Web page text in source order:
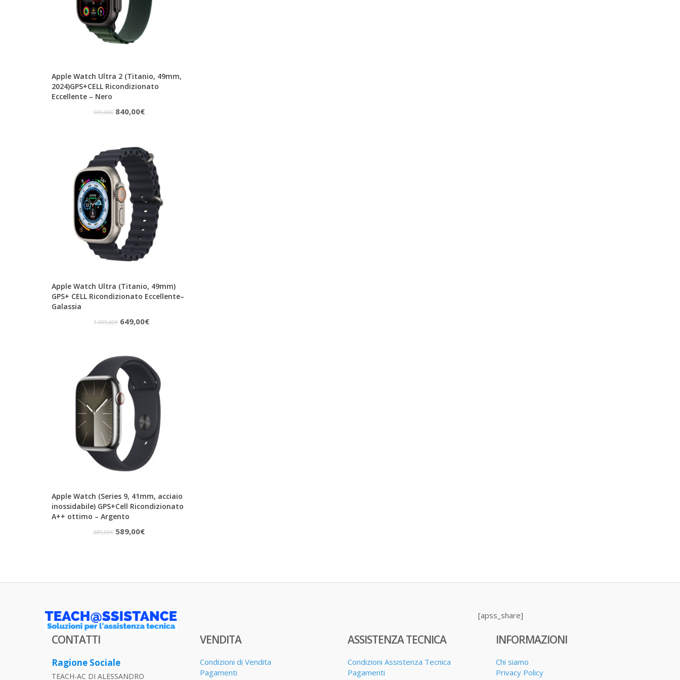
Apple Watch Ultra 2 (Titanio, 49mm,
2024)GPS+CELL Ricondizionato
Eccellente – Nero
909,00€ Il
era:
909,00€.
840,00€Il
è:
840,00€.
Apple Watch Ultra (Titanio, 49mm)
GPS+ CELL Ricondizionato Eccellente–
Galassia
1.009,00€ Il
era:
1.009,00€.
649,00€Il
è:
649,00€.
Apple Watch (Series 9, 41mm, acciaio
inossidabile) GPS+Cell Ricondizionato
A++ ottimo – Argento
889,00€ Il
589,00€Il
[apss_share]
CONTATTI
Ragione Sociale
TEACH-AC DI ALESSANDRO
VENDITA
Condizioni di Vendita
Pagamenti
ASSISTENZA TECNICA
Condizioni Assistenza Tecnica
Pagamenti
INFORMAZIONI
Chi siamo
Privacy Policy